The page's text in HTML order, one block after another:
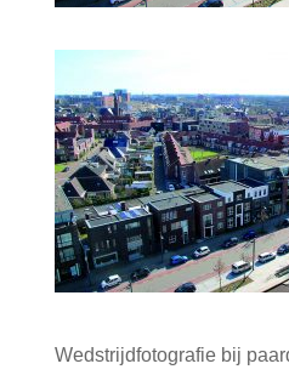
Wedstrijdfotografie bij